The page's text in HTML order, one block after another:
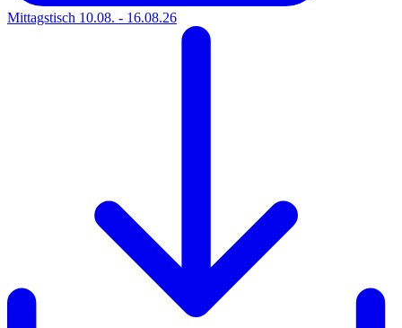
Mittagstisch 10.08. - 16.08.26